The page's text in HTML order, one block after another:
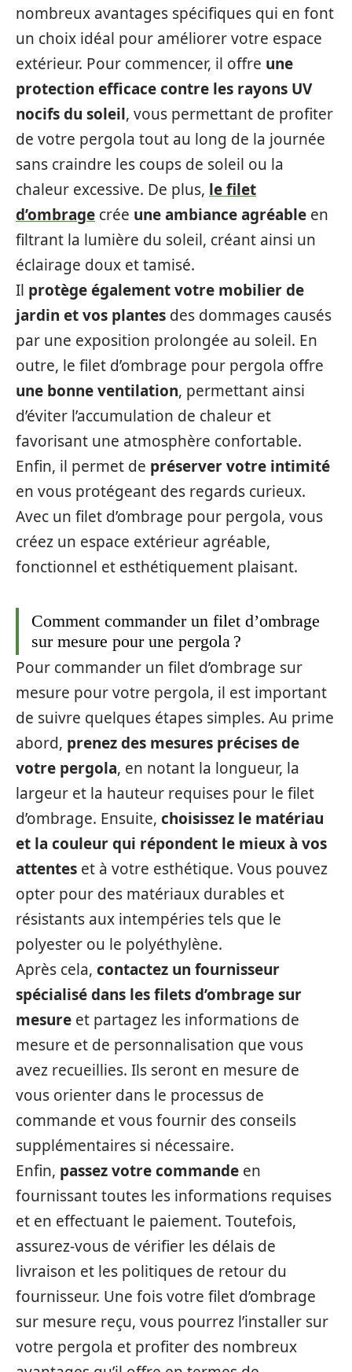
nombreux avantages spécifiques qui en font
un choix idéal pour améliorer votre espace
extérieur. Pour commencer, il offre une
protection efficace contre les rayons UV
nocifs du soleil, vous permettant de profiter
de votre pergola tout au long de la journée
sans craindre les coups de soleil ou la
chaleur excessive. De plus, le filet
d’ombrage crée une ambiance agréable en
filtrant la lumière du soleil, créant ainsi un
éclairage doux et tamisé.
Il protège également votre mobilier de
jardin et vos plantes des dommages causés
par une exposition prolongée au soleil. En
outre, le filet d’ombrage pour pergola offre
une bonne ventilation, permettant ainsi
d’éviter l’accumulation de chaleur et
favorisant une atmosphère confortable.
Enfin, il permet de préserver votre intimité
en vous protégeant des regards curieux.
Avec un filet d’ombrage pour pergola, vous
créez un espace extérieur agréable,
fonctionnel et esthétiquement plaisant.
Comment commander un filet d’ombrage
sur mesure pour une pergola ?
Pour commander un filet d’ombrage sur
mesure pour votre pergola, il est important
de suivre quelques étapes simples. Au prime
abord, prenez des mesures précises de
votre pergola, en notant la longueur, la
largeur et la hauteur requises pour le filet
d’ombrage. Ensuite, choisissez le matériau
et la couleur qui répondent le mieux à vos
attentes et à votre esthétique. Vous pouvez
opter pour des matériaux durables et
résistants aux intempéries tels que le
polyester ou le polyéthylène.
Après cela, contactez un fournisseur
spécialisé dans les filets d’ombrage sur
mesure et partagez les informations de
mesure et de personnalisation que vous
avez recueillies. Ils seront en mesure de
vous orienter dans le processus de
commande et vous fournir des conseils
supplémentaires si nécessaire.
Enfin, passez votre commande en
fournissant toutes les informations requises
et en effectuant le paiement. Toutefois,
assurez-vous de vérifier les délais de
livraison et les politiques de retour du
fournisseur. Une fois votre filet d’ombrage
sur mesure reçu, vous pourrez l’installer sur
votre pergola et profiter des nombreux